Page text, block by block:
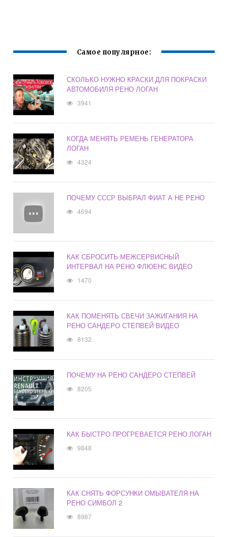
Самое популярное:
СКОЛЬКО НУЖНО КРАСКИ ДЛЯ ПОКРАСКИ
АВТОМОБИЛЯ РЕНО ЛОГАН
3941
КОГДА МЕНЯТЬ РЕМЕНЬ ГЕНЕРАТОРА
ЛОГАН
4324
ПОЧЕМУ СССР ВЫБРАЛ ФИАТ А НЕ РЕНО
4694
КАК СБРОСИТЬ МЕЖСЕРВИСНЫЙ
ИНТЕРВАЛ НА РЕНО ФЛЮЕНС ВИДЕО
1470
КАК ПОМЕНЯТЬ СВЕЧИ ЗАЖИГАНИЯ НА
РЕНО САНДЕРО СТЕПВЕЙ ВИДЕО
8132
ПОЧЕМУ НА РЕНО САНДЕРО СТЕПВЕЙ
8205
КАК БЫСТРО ПРОГРЕВАЕТСЯ РЕНО ЛОГАН
9848
КАК СНЯТЬ ФОРСУНКИ ОМЫВАТЕЛЯ НА
РЕНО СИМБОЛ 2
8987